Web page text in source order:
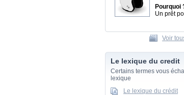
Pourquoi
Un prêt
Voir
Le lexique du credit
Certains termes vous
lexique
Le lexique du crédit